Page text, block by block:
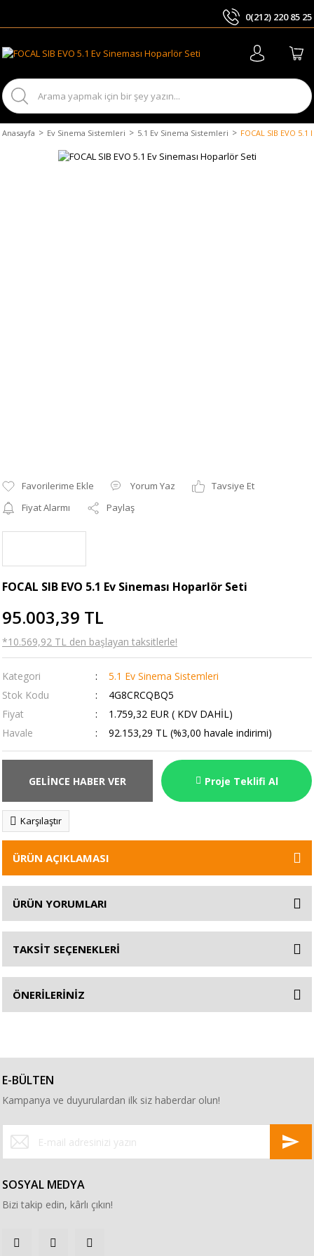
0(212) 220 85 25
Anasayfa Ev Sinema Sistemleri 5.1 Ev Sinema Sistemleri FOCAL SIB EVO
Yorum Yaz
Tavsiye Et
Fiyat Alarmı
Paylaş
FOCAL SIB EVO 5.1 Ev Sineması Hoparlör Seti
95.003,39 TL
*10.569,92 TL den başlayan taksitlerle!
Kategori
5.1 Ev Sinema Sistemleri
Stok Kodu
4G8CRCQBQ5
Fiyat
1.759,32 EUR ( KDV DAHİL)
Havale
92.153,29 TL (%3,00 havale indirimi)
GELİNCE HABER VER Proje Teklifi Al
Karşılaştır
ÜRÜN AÇIKLAMASI
ÜRÜN YORUMLARI
TAKSİT SEÇENEKLERİ
ÖNERİLERİNİZ
E-BÜLTEN
Kampanya ve duyurulardan ilk siz haberdar olun!
SOSYAL MEDYA
Bizi takip edin, kârlı çıkın!